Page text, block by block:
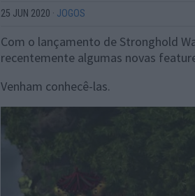
25 JUN 2020 · JOGOS
Com o lançamento de Stronghold
recentemente algumas novas
Venham conhecê-las.